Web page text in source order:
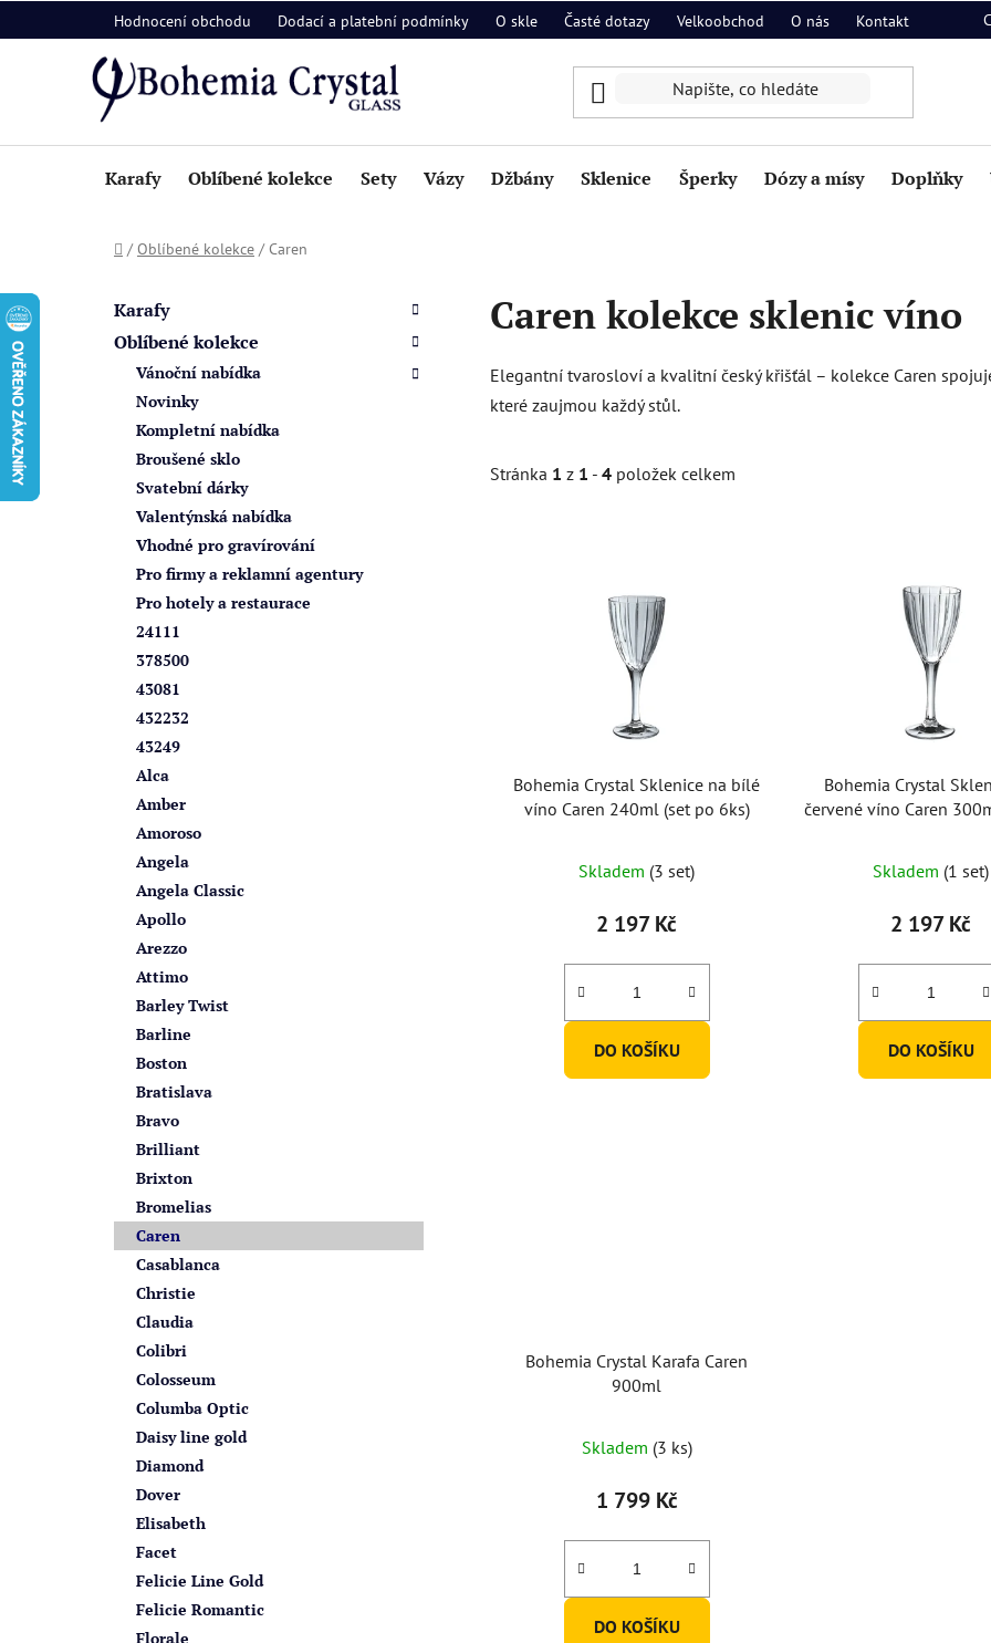
na
Hodnocení obchodu Dodací a platební podmínky O skle Časté dotazy Velkoobchod O nás Kontakt
Karafy Oblíbené kolekce Sety Vázy Džbány Sklenice Šperky Dózy a mísy Doplňky
Domů
/ Oblíbené kolekce / Caren
kategorie
Karafy
Oblíbené kolekce
Vánoční nabídka
Novinky
Kompletní nabídka
Broušené sklo
Svatební dárky
Valentýnská nabídka
Vhodné pro gravírování
Pro firmy a reklamní agentury
Pro hotely a restaurace
24111
378500
43081
432232
43249
Alca
Amber
Amoroso
Angela
Angela Classic
Apollo
Arezzo
Attimo
Barley Twist
Barline
Boston
Bratislava
Bravo
Brilliant
Brixton
Bromelias
Caren
Casablanca
Christie
Claudia
Colibri
Colosseum
Columba Optic
Daisy line gold
Diamond
Dover
Elisabeth
Facet
Felicie Line Gold
Felicie Romantic
Florale
Caren kolekce sklenic víno
Elegantní tvarosloví a kvalitní český křišťál – kolekce Caren
které zaujmou každý stůl.
Stránka 1 z 1 - 4 položek celkem
Bohemia Crystal Sklenice na bílé
víno Caren 240ml (set po 6ks)
hodnocení
produktu
5,0
z
hvězdiček.
Skladem (3 set)
2 197 Kč
DO KOŠÍKU
Bohemia Crystal
červené víno Caren
Skladem (1 set)
2 197 Kč
DO KOŠÍKU
Bohemia Crystal Karafa Caren
900ml
Skladem (3 ks)
1 799 Kč
DO KOŠÍKU